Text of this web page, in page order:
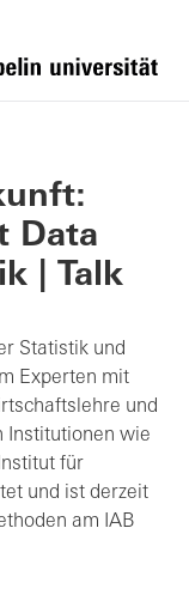
Data
| Talk
Statistik und
Experten mit
und
Institutionen wie
für
und ist derzeit
am IAB